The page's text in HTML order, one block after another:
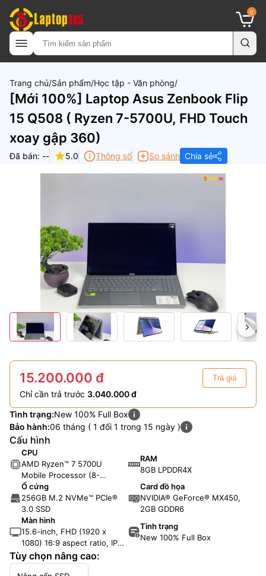
0
Trang chủ Sản phẩm Học tập - Văn phòng
[Mới 100%] Laptop Asus Zenbook Flip
15 Q508 ( Ryzen 7-5700U, FHD Touch
xoay gập 360)
Đã bán: -- 5.0 Thông số So sánh Chia sẻ
15.200.000 đ Trả giá
Chỉ cần trả trước 3.040.000 đ
Tình trạng:New 100% Full Box
Bảo hành:06 tháng ( 1 đổi 1 trong 15 ngày )
Cấu hình
CPU
AMD Ryzen™ 7 5700U
Mobile Processor (8-
core/16-thread, 12MB
cache, up to 4.3 GHz max
boost)
RAM
8GB LPDDR4X
Ổ cứng
256GB M.2 NVMe™ PCIe®
3.0 SSD
Card đồ họa
NVIDIA® GeForce® MX450,
2GB GDDR6
Màn hình
15.6-inch, FHD (1920 x
1080) 16:9 aspect ratio, IPS-
level Panel, LED Backlit,
250nits, 45% NTSC color
Tình trạng
New 100% Full Box
Tùy chọn nâng cao: